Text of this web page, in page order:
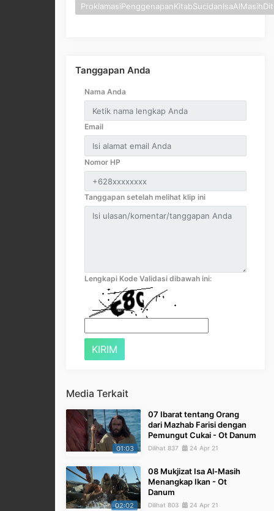
Tanggapan Anda
Nama Anda
Email
Nomor HP
Tanggapan setelah melihat klip ini
Lengkapi Kode Validasi dibawah ini:
Media Terkait
01:03
07 Ibarat tentang Orang
dari Mazhab Farisi dengan
Pemungut Cukai - Ot Danum
Dilihat 837 24 Apr 21
02:02
08 Mukjizat Isa Al-Masih
Menangkap Ikan - Ot
Danum
Dilihat 803 24 Apr 21